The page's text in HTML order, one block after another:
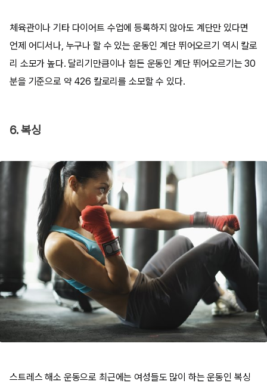
체육관이나 기타 다이어트 수업에 등록하지 않아도 계단만 있다면
언제 어디서나, 누구나 할 수 있는 운동인 계단 뛰어오르기 역시 칼로
리 소모가 높다. 달리기만큼이나 힘든 운동인 계단 뛰어오르기는 30
분을 기준으로 약 426 칼로리를 소모할 수 있다.
6. 복싱
스트레스 해소 운동으로 최근에는 여성들도 많이 하는 운동인 복싱